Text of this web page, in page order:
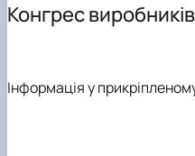
Конгрес
Інформація у